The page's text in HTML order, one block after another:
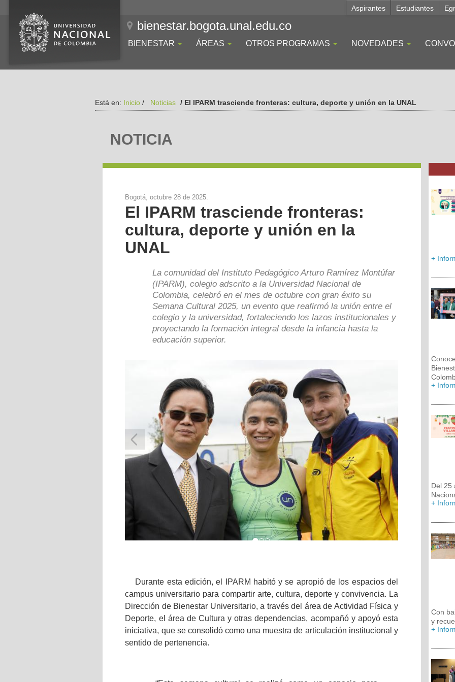
Aspirantes Estudiantes
bienestar.bogota.unal.edu.co
BIENESTAR ÁREAS OTROS PROGRAMAS NOVEDADES
Está en: Inicio / Noticias / El IPARM trasciende fronteras: cultura, deporte y unión en la UNAL
NOTICIA
Bogotá, octubre 28 de 2025.
El IPARM trasciende fronteras:
cultura, deporte y unión en la
UNAL
La comunidad del Instituto Pedagógico Arturo Ramírez Montúfar
(IPARM), colegio adscrito a la Universidad Nacional de
Colombia, celebró en el mes de octubre con gran éxito su
Semana Cultural 2025, un evento que reafirmó la unión entre el
colegio y la universidad, fortaleciendo los lazos institucionales y
proyectando la formación integral desde la infancia hasta la
educación superior.
Durante esta edición, el IPARM habitó y se apropió de los espacios del
campus universitario para compartir arte, cultura, deporte y convivencia. La
Dirección de Bienestar Universitario, a través del área de Actividad Física y
Deporte, el área de Cultura y otras dependencias, acompañó y apoyó esta
iniciativa, que se consolidó como una muestra de articulación institucional y
sentido de pertenencia.
+
+
Del 25
+
Con
y
+